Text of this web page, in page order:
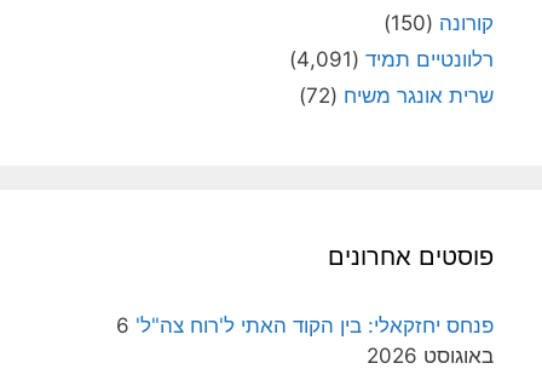
קורונה (150)
רלוונטיים תמיד (4,091)
שרית אונגר משיח (72)
פוסטים אחרונים
פנחס יחזקאלי: בין הקוד האתי ל'רוח צה"ל' 6
באוגוסט 2026